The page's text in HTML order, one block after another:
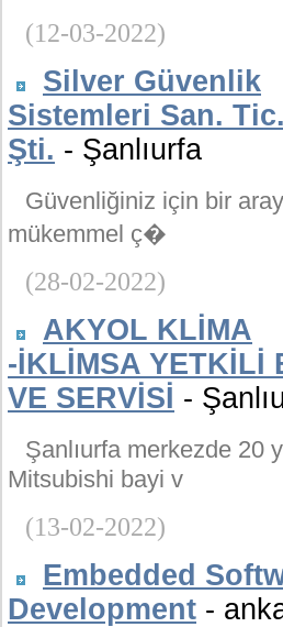
(12-03-2022)
Silver Güvenlik
Sistemleri San.
Şti. - Şanlıurfa
Güvenliğiniz için bir
mükemmel ç�
(28-02-2022)
AKYOL KLİMA
-İKLİMSA YETKİLİ
VE SERVİSİ -
Şanlıurfa merkezde 20
Mitsubishi bayi v
(13-02-2022)
Embedded
Development -